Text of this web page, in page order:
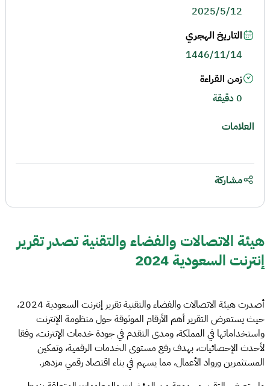
هيئة الاتصالات والفضاء والتقنية تصدر تقرير
إنترنت السعودية 2024
أصدرت هيئة الاتصالات والفضاء والتقنية تقرير إنترنت السعودية 2024،
حيث يستعرض التقرير أهم الأرقام الموثوقة حول منظومة الإنترنت
واستخداماتها في المملكة، ومدى التقدم في جودة خدمات الإنترنت، وفقا
لأحدث الإحصائيات، بهدف رفع مستوى الخدمات الرقمية، وتمكين
المستثمرين ورواد الأعمال، مما يسهم في بناء اقتصاد رقمي مزدهر.
2025/5/12
التاريخ الهجري
1446/11/14
زمن القراءة
0 دقيقة
العلامات
مشاركة